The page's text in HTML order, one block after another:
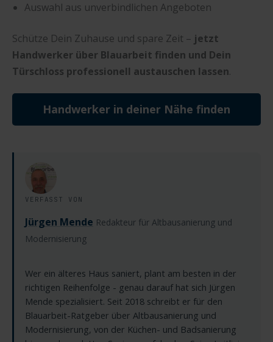
Auswahl aus unverbindlichen Angeboten
Schütze Dein Zuhause und spare Zeit – jetzt
Handwerker über Blauarbeit finden und Dein
Türschloss professionell austauschen lassen.
Handwerker in deiner Nähe finden
VERFASST VON
Jürgen Mende Redakteur für Altbausanierung und
Modernisierung
Wer ein älteres Haus saniert, plant am besten in der
richtigen Reihenfolge - genau darauf hat sich Jürgen
Mende spezialisiert. Seit 2018 schreibt er für den
Blauarbeit-Ratgeber über Altbausanierung und
Modernisierung, von der Küchen- und Badsanierung